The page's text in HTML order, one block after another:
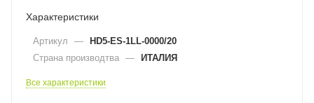
Характеристики
Артикул — HD5-ES-1LL-0000/20
Страна производтва — ИТАЛИЯ
Все характеристики